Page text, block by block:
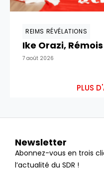
REIMS RÉVÉLATIONS
Ike Orazi,
7 août 2026
PLUS
Newsletter
Abonnez-vous en trois
l’actualité du SDR !